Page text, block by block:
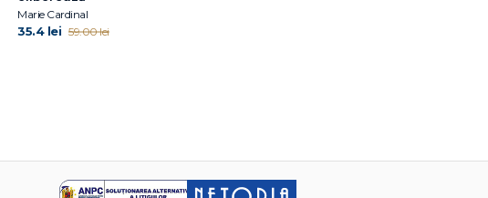
Marie Cardinal
35.4 lei 59.00 lei